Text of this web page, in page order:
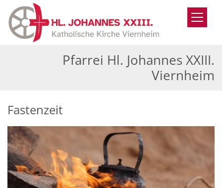
Zum Inhalt springen
Pfarrei Hl. Johannes XXIII.
Viernheim
Fastenzeit